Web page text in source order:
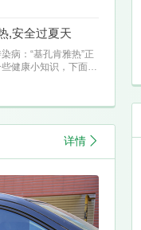
,安全过夏天
病：“基孔肯雅热”正
健康小知识，下面让
详情